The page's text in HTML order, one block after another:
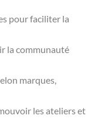
pour faciliter la
la communauté
marques,
les ateliers et